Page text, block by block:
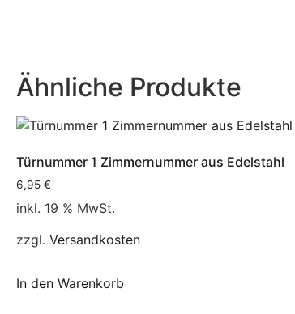
Ähnliche Produkte
Türnummer 1 Zimmernummer aus Edelstahl
6,95 €
inkl. 19 % MwSt.
zzgl. Versandkosten
In den Warenkorb